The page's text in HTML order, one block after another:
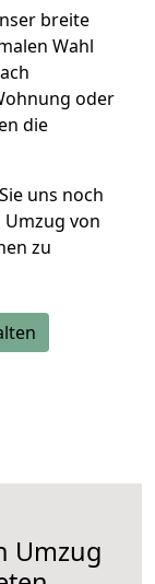
breite
Wahl
oder
die
uns noch
von
zu
Umzug